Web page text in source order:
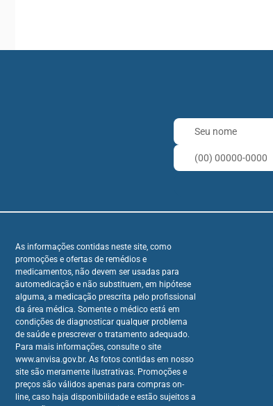
As informações contidas neste site, como
promoções e ofertas de remédios e
medicamentos, não devem ser usadas para
automedicação e não substituem, em hipótese
alguma, a medicação prescrita pelo profissional
da área médica. Somente o médico está em
condições de diagnosticar qualquer problema
de saúde e prescrever o tratamento adequado.
Para mais informações, consulte o site
www.anvisa.gov.br. As fotos contidas em nosso
site são meramente ilustrativas. Promoções e
preços são válidos apenas para compras on-
line, caso haja disponibilidade e estão sujeitos a